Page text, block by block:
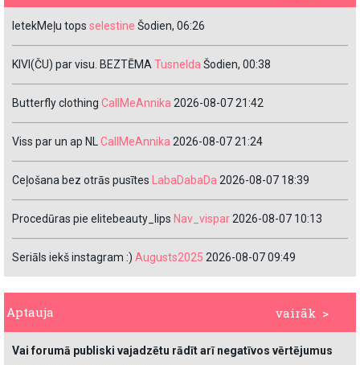
IetekMeļu tops selestine Šodien, 06:26
KIVI(ČU) par visu. BEZTĒMATusnelda Šodien, 00:38
Butterfly clothing CallMeAnnika 2026-08-07 21:42
Viss par un ap NLCallMeAnnika 2026-08-07 21:24
Ceļošana bez otrās pusītes LabaDabaDa 2026-08-07 18:39
Procedūras pie elitebeauty_lips Nav_vispar2026-08-07 10:13
Seriāls iekš instagram :) Augusts2025 2026-08-07 09:49
vairāk >
Aptauja
Vai forumā publiski vajadzētu rādīt arī negatīvos vērtējumus